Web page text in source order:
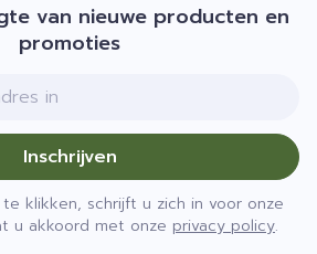
van nieuwe producten en
promoties
Inschrijven
klikken, schrijft u zich in voor onze
u akkoord met onze privacy policy.